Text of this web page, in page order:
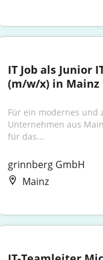
IT Job als Junior
(m/w/x) in Mainz
Für ein modernes und
Unternehmen aus
für das...
grinnberg GmbH
Mainz